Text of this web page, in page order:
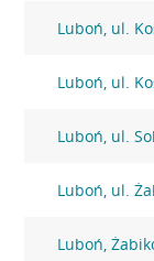
Luboń, ul.
Luboń, ul.
Luboń, ul.
Luboń, ul.
Luboń,